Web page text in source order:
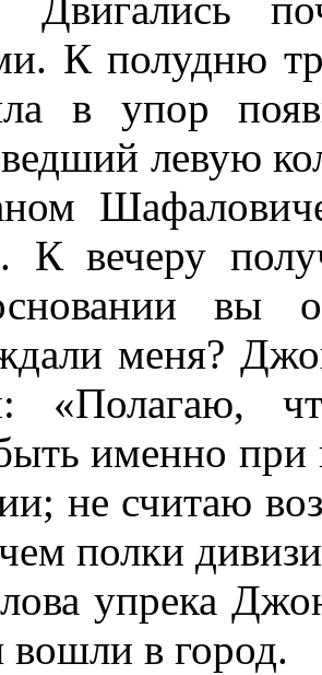
Двигались
К полудню
в упор
вед­ший левую
К вечеру
вы
меня?
«Полагаю,
именно при
не считаю
полки
упрека
вошли в город.